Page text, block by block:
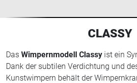
CLASSY
Das Wimpernmodell Classy ist ein
Dank der subtilen Verdichtung und
Kunstwimpern behält der